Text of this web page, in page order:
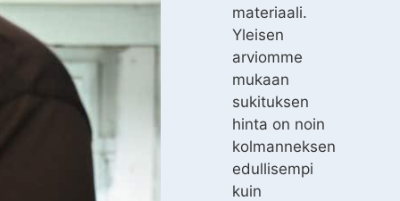
materiaali.
Yleisen
arviomme
mukaan
sukituksen
hinta on noin
kolmanneksen
edullisempi
kuin